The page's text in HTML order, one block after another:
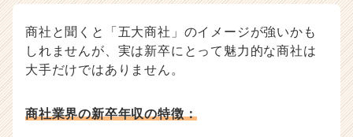
対
策・
就
活
ウ
商社と聞くと「五大商社」のイメージが強いかも
しれませんが、実は新卒にとって魅力的な商社は
大手だけではありません。
商社業界の新卒年収の特徴：